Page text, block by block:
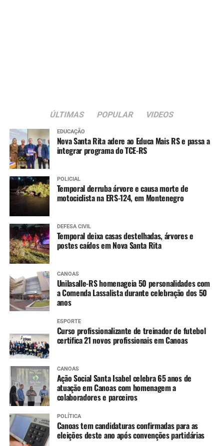
institucional.
ÚLTIMAS POPULAR VIDEOS
EDUCAÇÃO
Nova Santa Rita adere ao Educa Mais RS e passa a
integrar programa do TCE-RS
POLICIAL
Temporal derruba árvore e causa morte de
motociclista na ERS-124, em Montenegro
DEFESA CIVIL
Temporal deixa casas destelhadas, árvores e
postes caídos em Nova Santa Rita
CANOAS
Unilasalle-RS homenageia 50 personalidades com
a Comenda Lassalista durante celebração dos 50
anos
ESPORTE
Curso profissionalizante de treinador de futebol
certifica 21 novos profissionais em Canoas
CANOAS
Ação Social Santa Isabel celebra 65 anos de
atuação em Canoas com homenagem a
colaboradores e parceiros
POLÍTICA
Canoas tem candidaturas confirmadas para as
eleições deste ano após convenções partidárias